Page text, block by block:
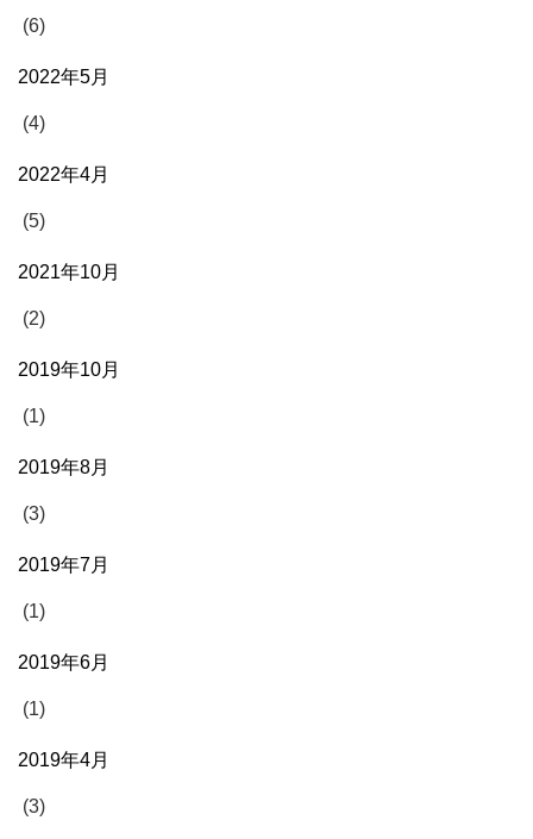
(6)
2022年5月
(4)
2022年4月
(5)
2021年10月
(2)
2019年10月
(1)
2019年8月
(3)
2019年7月
(1)
2019年6月
(1)
2019年4月
(3)